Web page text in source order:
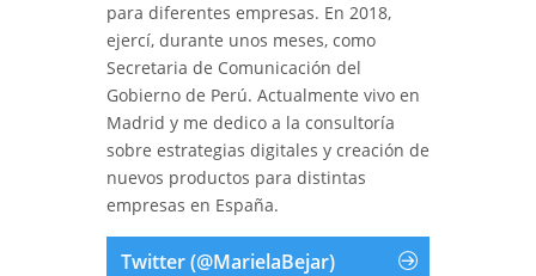
para diferentes empresas. En 2018,
ejercí, durante unos meses, como
Secretaria de Comunicación del
Gobierno de Perú. Actualmente vivo en
Madrid y me dedico a la consultoría
sobre estrategias digitales y creación de
nuevos productos para distintas
empresas en España.
Twitter (@MarielaBejar)